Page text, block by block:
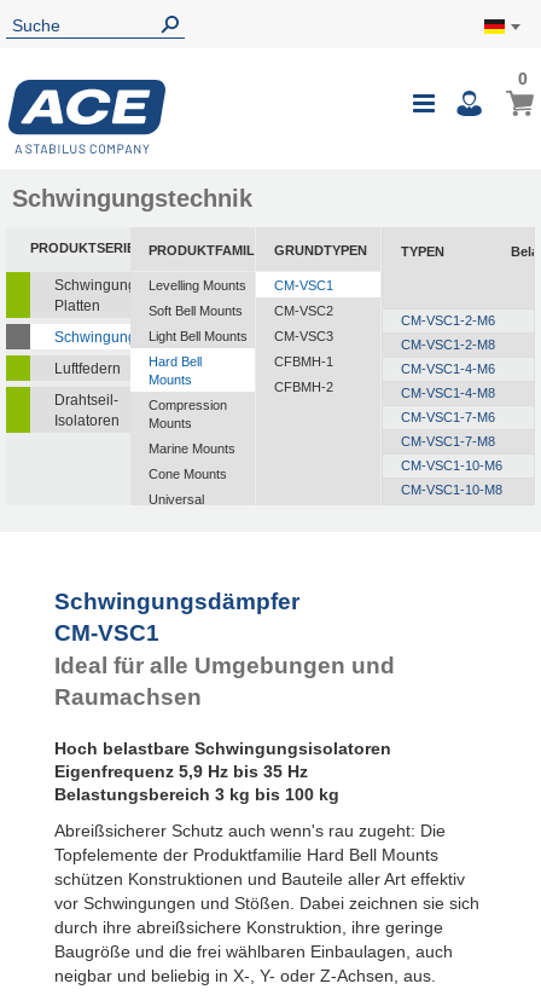
0
Schwingungstechnik
PRODUKTSERIEN
Schwingungsisolierende
Platten
Schwingungsdämpfer
Luftfedern
Drahtseil-
Isolatoren
PRODUKTFAMILIEN
Levelling Mounts
Soft Bell Mounts
Light Bell Mounts
Hard Bell
Mounts
Compression
Mounts
Marine Mounts
Cone Mounts
Universal
Flex Locs
GRUNDTYPEN
CM-VSC1
CM-VSC2
CM-VSC3
CFBMH-1
CFBMH-2
TYPEN
CM-VSC1-2-M6
CM-VSC1-2-M8
CM-VSC1-4-M6
CM-VSC1-4-M8
CM-VSC1-7-M6
CM-VSC1-7-M8
CM-VSC1-10-M6
CM-VSC1-10-M8
Schwingungsdämpfer
CM-VSC1
Ideal für alle Umgebungen und
Raumachsen
Hoch belastbare Schwingungsisolatoren
Eigenfrequenz 5,9 Hz bis 35 Hz
Belastungsbereich 3 kg bis 100 kg
Abreißsicherer Schutz auch wenn's rau zugeht: Die
Topfelemente der Produktfamilie Hard Bell Mounts
schützen Konstruktionen und Bauteile aller Art effektiv
vor Schwingungen und Stößen. Dabei zeichnen sie sich
durch ihre abreißsichere Konstruktion, ihre geringe
Baugröße und die frei wählbaren Einbaulagen, auch
neigbar und beliebig in X-, Y- oder Z-Achsen, aus.